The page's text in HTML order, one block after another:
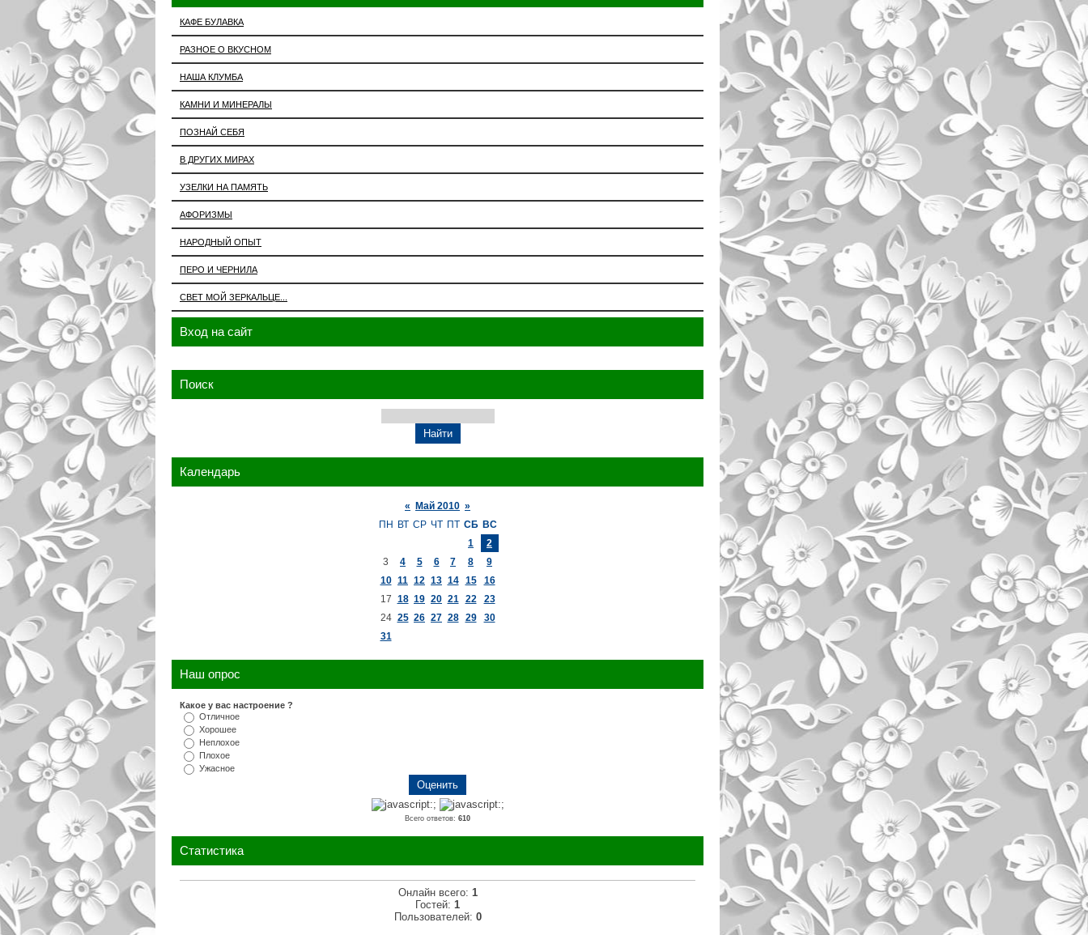
КАФЕ БУЛАВКА
РАЗНОЕ О ВКУСНОМ
НАША КЛУМБА
КАМНИ И МИНЕРАЛЫ
ПОЗНАЙ СЕБЯ
В ДРУГИХ МИРАХ
УЗЕЛКИ НА ПАМЯТЬ
АФОРИЗМЫ
НАРОДНЫЙ ОПЫТ
ПЕРО И ЧЕРНИЛА
СВЕТ МОЙ ЗЕРКАЛЬЦЕ...
Вход на сайт
Поиск
Календарь
« Май 2010 »
ПН ВТ СР ЧТ ПТ СБ ВС
1
2
3
4 5 6 7 8
9
10 11 12 13 14 15
16
17 18 19 20 21 22
23
24 25 26 27 28 29
30
31
Наш опрос
Какое у вас настроение ?
Отличное
Хорошее
Неплохое
Плохое
Ужасное
Всего ответов: 610
Статистика
Онлайн всего: 1
Гостей: 1
Пользователей: 0